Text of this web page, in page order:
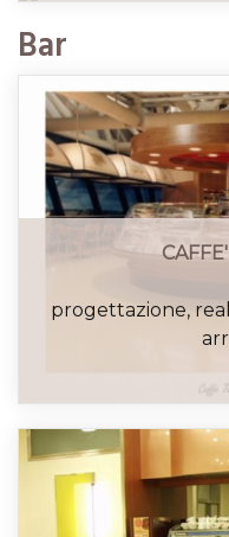
Bar
progettazione,